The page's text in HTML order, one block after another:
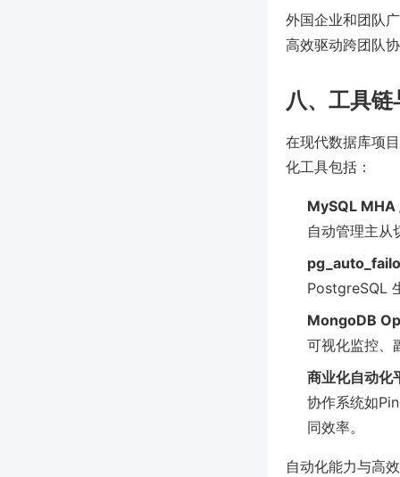
外国企业和团队
高效驱动跨团队
八、工具
在现代数据库项
化工具包括：
MySQL
自动管理主从
PostgreSQL
MongoDB
可视化监控、
商业化自动化
协作系统如
同效率。
自动化能力与高